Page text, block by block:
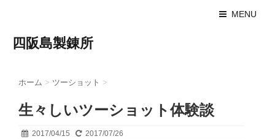
MENU
四阪島製錬所
ホーム > ツーショット >
生々しいツーショット体験談
2017/04/15 2017/07/26